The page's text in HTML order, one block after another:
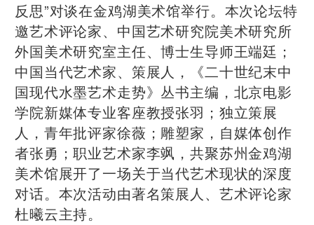
反思”对谈在金鸡湖美术馆举行。本次论坛特
邀艺术评论家、中国艺术研究院美术研究所
外国美术研究室主任、博士生导师王端廷；
中国当代艺术家、策展人，《二十世纪末中
国现代水墨艺术走势》丛书主编，北京电影
学院新媒体专业客座教授张羽；独立策展
人，青年批评家徐薇；雕塑家，自媒体创作
者张勇；职业艺术家李飒，共聚苏州金鸡湖
美术馆展开了一场关于当代艺术现状的深度
对话。本次活动由著名策展人、艺术评论家
杜曦云主持。